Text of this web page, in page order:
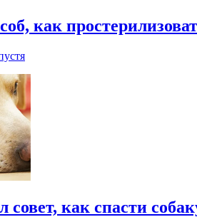
как
совет, как спасти